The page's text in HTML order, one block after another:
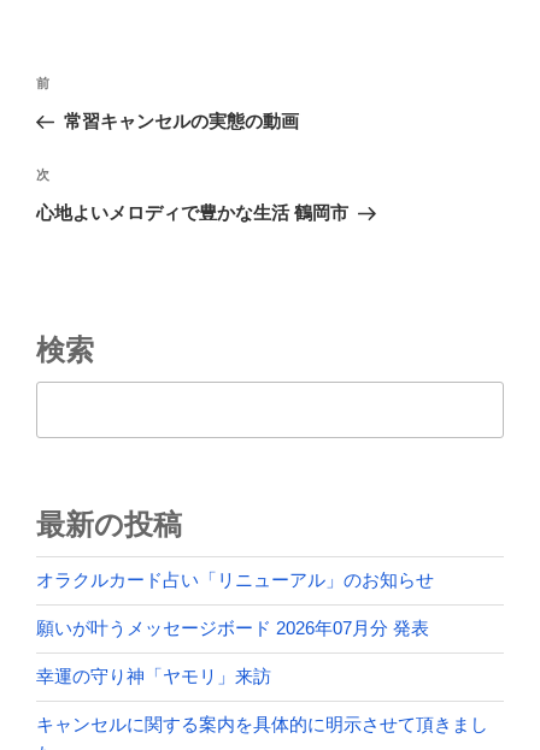
投
ビ
ゲ
ン
前
の
稿
前
常習キャンセルの実態の動画
次
の
次
心地よいメロディで豊かな生活 鶴岡市
検索
最新の投稿
オラクルカード占い「リニューアル」のお知らせ
願いが叶うメッセージボード 2026年07月分 発表
幸運の守り神「ヤモリ」来訪
キャンセルに関する案内を具体的に明示させて頂きまし